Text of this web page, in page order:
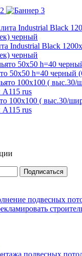
Industrial Black
черный
50x50 h=40 черный
100х100 ( выс.30/
А115 rus
Подписаться
подвесных
подвесных